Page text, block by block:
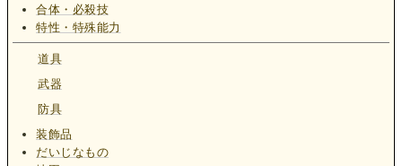
合体・必殺技
特性・特殊能力
道具
武器
防具
装飾品
だいじなもの